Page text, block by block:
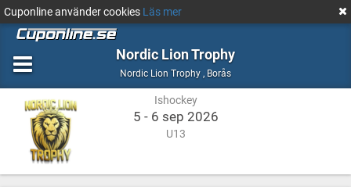
Cuponline använder cookies Läs mer
Nordic Lion Trophy
Nordic Lion Trophy , Ishockey
BoråsBorås
Ishockey
5 - 6 sep 2026
U13